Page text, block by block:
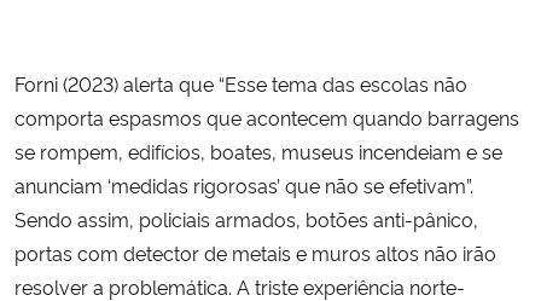
Secretaria de Governo
Gabinete de Segurança Institucional
Advocacia-Geral da União
Banco Central do Brasil
Forni (2023) alerta que “Esse tema das escolas não
comporta espasmos que acontecem quando barragens
se rompem, edifícios, boates, museus incendeiam e se
anunciam ‘medidas rigorosas’ que não se efetivam”.
Sendo assim, policiais armados, botões anti-pânico,
portas com detector de metais e muros altos não irão
resolver a problemática. A triste experiência norte-